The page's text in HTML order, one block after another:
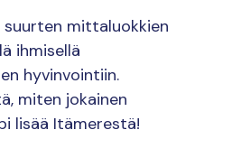
mittaluokkien
ihmisellä
hyvinvointiin.
miten jokainen
lisää Itämerestä!